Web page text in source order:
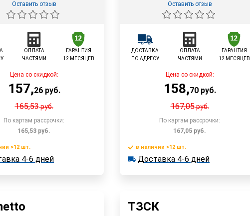
Оставить отзыв
ОПЛАТА
ЧАСТЯМИ
ГАРАНТИЯ
12 МЕСЯЦЕВ
Цена со скидкой:
157,26руб.
165,53руб.
По картам рассрочки:
165,53 руб.
В корзину
>12 шт.
>12 шт.
4-6 дней
Оставить отзыв
ДОСТАВКА
ПО АДРЕСУ
ОПЛАТА
ЧАСТЯМИ
ГАРАНТИЯ
12 МЕСЯЦЕВ
Цена со скидкой:
158,70руб.
167,05руб.
По картам рассрочки:
167,05 руб.
В корзину
в наличии >12 шт.
в наличии >12 шт.
Доставка 4-6 дней
ТЗСК